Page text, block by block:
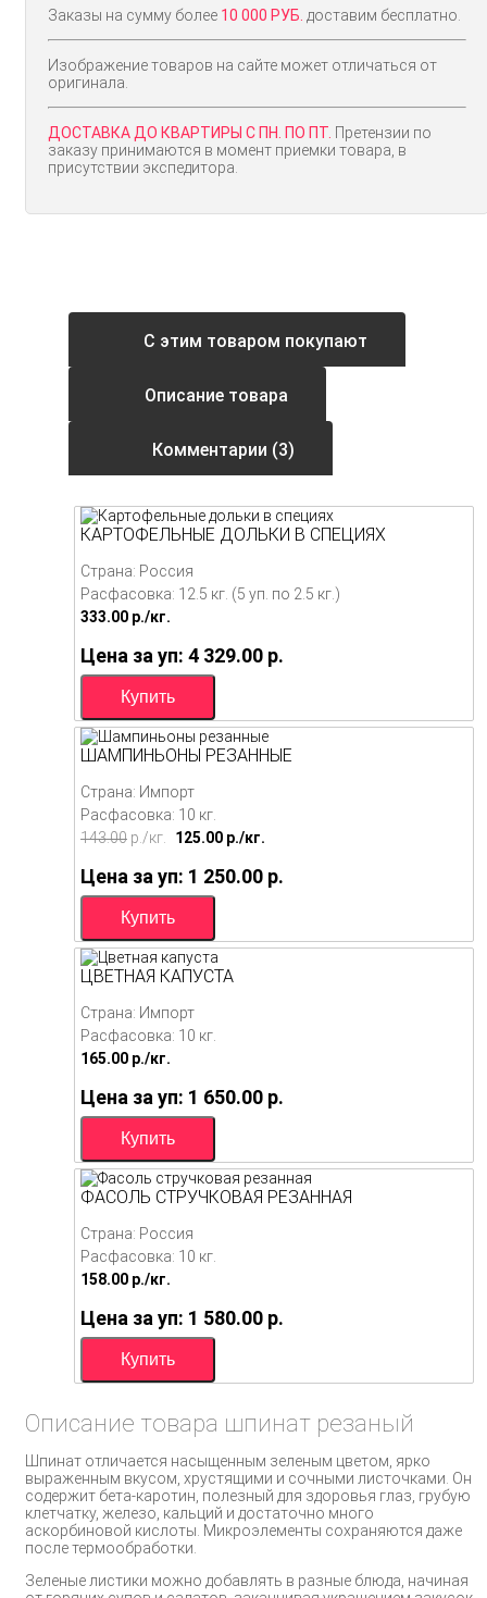
Заказы на сумму более 10 000 РУБ. доставим бесплатно.
Изображение товаров на сайте может отличаться от
оригинала.
ДОСТАВКА ДО КВАРТИРЫ С ПН. ПО ПТ. Претензии по
заказу принимаются в момент приемки товара, в
присутствии экспедитора.
С этим товаром покупают
Описание товара
Комментарии (3)
КАРТОФЕЛЬНЫЕ ДОЛЬКИ В СПЕЦИЯХ
Страна: Россия
Расфасовка: 12.5 кг. (5 уп. по 2.5 кг.)
333.00 p./кг.
Цена за уп: 4 329.00 p.
ШАМПИНЬОНЫ РЕЗАННЫЕ
Страна: Импорт
Расфасовка: 10 кг.
143.00 p./кг. 125.00 p./кг.
Цена за уп: 1 250.00 p.
ЦВЕТНАЯ КАПУСТА
Страна: Импорт
Расфасовка: 10 кг.
165.00 p./кг.
Цена за уп: 1 650.00 p.
ФАСОЛЬ СТРУЧКОВАЯ РЕЗАННАЯ
Страна: Россия
Расфасовка: 10 кг.
158.00 p./кг.
Цена за уп: 1 580.00 p.
Описание товара шпинат резаный
Шпинат отличается насыщенным зеленым цветом, ярко
выраженным вкусом, хрустящими и сочными листочками. Он
содержит бета-каротин, полезный для здоровья глаз, грубую
клетчатку, железо, кальций и достаточно много
аскорбиновой кислоты. Микроэлементы сохраняются даже
после термообработки.
Зеленые листики можно добавлять в разные блюда, начиная